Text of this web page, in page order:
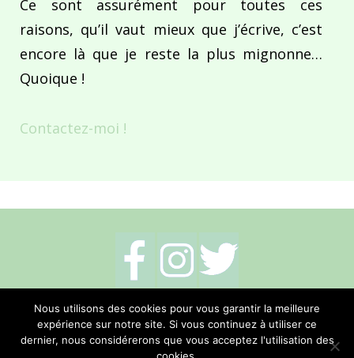
Ce sont assurément pour toutes ces
raisons, qu’il vaut mieux que j’écrive, c’est
encore là que je reste la plus mignonne…
Quoique !
Contactez-moi !
Mentions légales- Politique de cookies-
Me contacter
Nous utilisons des cookies pour vous garantir la meilleure
expérience sur notre site. Si vous continuez à utiliser ce
dernier, nous considérerons que vous acceptez l'utilisation des